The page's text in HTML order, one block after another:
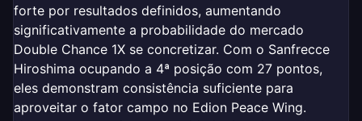
forte por resultados definidos, aumentando
significativamente a probabilidade do mercado
Double Chance 1X se concretizar. Com o Sanfrecce
Hiroshima ocupando a 4ª posição com 27 pontos,
eles demonstram consistência suficiente para
aproveitar o fator campo no Edion Peace Wing.